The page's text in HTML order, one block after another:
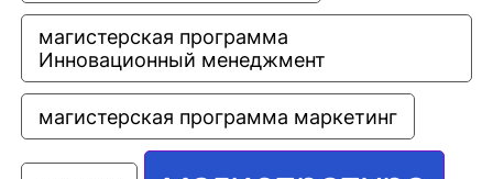
магистерская программа
Инновационный менеджмент
магистерская программа маркетинг